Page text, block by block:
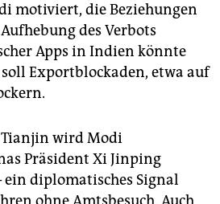
motiviert, die Beziehungen
des Verbots
Apps in Indien könnte
Exportblockaden, etwa auf
Tianjin wird Modi
Präsident Xi Jinping
diplomatisches Signal